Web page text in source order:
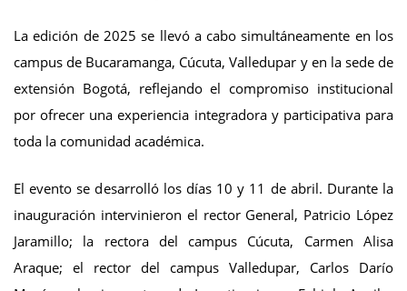
La edición de 2025 se llevó a cabo simultáneamente en los
campus de Bucaramanga, Cúcuta, Valledupar y en la sede de
extensión Bogotá, reflejando el compromiso institucional
por ofrecer una experiencia integradora y participativa para
toda la comunidad académica.
El evento se desarrolló los días 10 y 11 de abril. Durante la
inauguración intervinieron el rector General, Patricio López
Jaramillo; la rectora del campus Cúcuta, Carmen Alisa
Araque; el rector del campus Valledupar, Carlos Darío